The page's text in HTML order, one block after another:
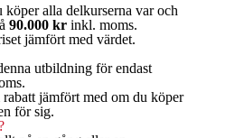
alla delkurserna var och
90.000 kr inkl. moms.
jämfört med värdet.
utbildning för endast
jämfört med om du köper
för sig.